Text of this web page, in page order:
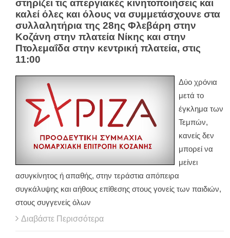
στηρίζει τις απεργιακές κινητοποιήσεις και
καλεί όλες και όλους να συμμετάσχουνε στα
συλλαλητήρια της 28ης Φλεβάρη στην
Κοζάνη στην πλατεία Νίκης και στην
Πτολεμαΐδα στην κεντρική πλατεία, στις
11:00
Δύο χρόνια
μετά το
έγκλημα των
Τεμπών,
κανείς δεν
μπορεί να
μείνει
ασυγκίνητος ή απαθής, στην τεράστια απόπειρα
συγκάλυψης και αήθους επίθεσης στους γονείς των παιδιών,
στους συγγενείς όλων
Διαβάστε Περισσότερα